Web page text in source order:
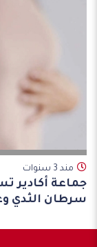
مند 3 سنوات
جماعة أكادير
سرطان الثدي